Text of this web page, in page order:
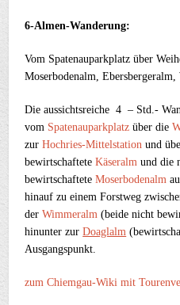
6-Almen-Wanderung:
Vom Spatenauparkplatz über
Moserbodenalm,
Die aussichtsreiche 4 – Std.-
vom Spatenauparkplatz über die
zurHochries-Mittelstation und
bewirtschafteteKäseralm und die
bewirtschafteteMoserbodenalm
hinauf zu einem Forstweg
derWimmeralm (beide nicht
hinunter zurDoaglalm
Ausgangspunkt.
zum Chiemgau-Wiki mit